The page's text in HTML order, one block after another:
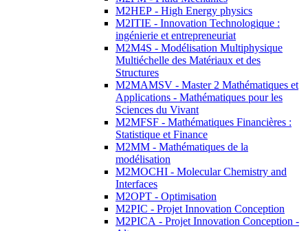
M2HEP - High Energy physics
M2ITIE - Innovation Technologique :
ingénierie et entrepreneuriat
M2M4S - Modélisation Multiphysique
Multiéchelle des Matériaux et des
Structures
M2MAMSV - Master 2 Mathématiques et
Applications - Mathématiques pour les
Sciences du Vivant
M2MFSF - Mathématiques Financières :
Statistique et Finance
M2MM - Mathématiques de la
modélisation
M2MOCHI - Molecular Chemistry and
Interfaces
M2OPT - Optimisation
M2PIC - Projet Innovation Conception
M2PICA - Projet Innovation Conception -